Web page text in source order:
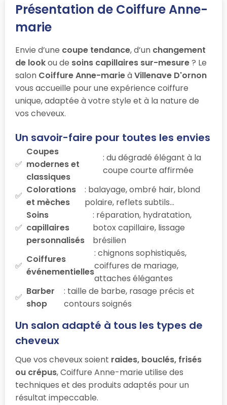
Présentation de Coiffure Anne-
marie
Envie d’une coupe tendance, d’un changement
de lookou de soins capillaires sur-mesure? Le
salon Coiffure Anne-marieàVillenave D'ornon
vous accueille pour une expérience coiffure
unique, adaptée à votre style et à la nature de
vos cheveux.
Un savoir-faire pour toutes les envies
Coupes
modernes et
classiques
: du dégradé élégant à la
coupe courte affirmée
Colorations
et mèches
: balayage, ombré hair, blond
polaire, reflets subtils…
Soins
capillaires
personnalisés
: réparation, hydratation,
botox capillaire, lissage
brésilien
Coiffures
événementielles
: chignons sophistiqués,
coiffures de mariage,
attaches élégantes
Barber
shop
: taille de barbe, rasage précis et
contours soignés
Un salon adapté à tous les types de
cheveux
Que vos cheveux soient raides, bouclés, frisés
ou crépus, Coiffure Anne-marie utilise des
techniques et des produits adaptés pour un
résultat impeccable.